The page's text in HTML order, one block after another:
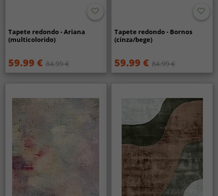
Tapete redondo - Ariana
(multicolorido)
59.99 € 84.99 €
Tapete redondo - Bornos
(cinza/bege)
59.99 € 84.99 €